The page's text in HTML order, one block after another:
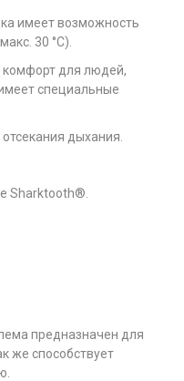
имеет возможность
30 °C).
комфорт для людей,
специальные
дыхания.
Sharktooth®.
предназначен для
же способствует